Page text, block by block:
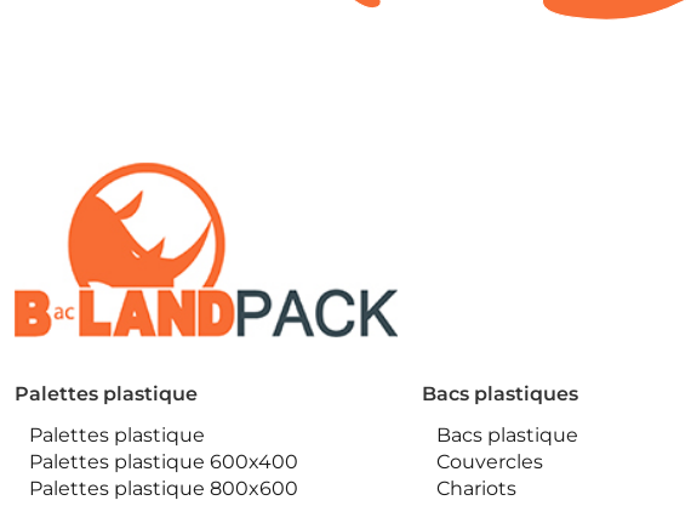
Palettes plastique
Palettes plastique
Palettes plastique 600x400
Palettes plastique 800x600
Bacs plastiques
Bacs plastique
Couvercles
Chariots